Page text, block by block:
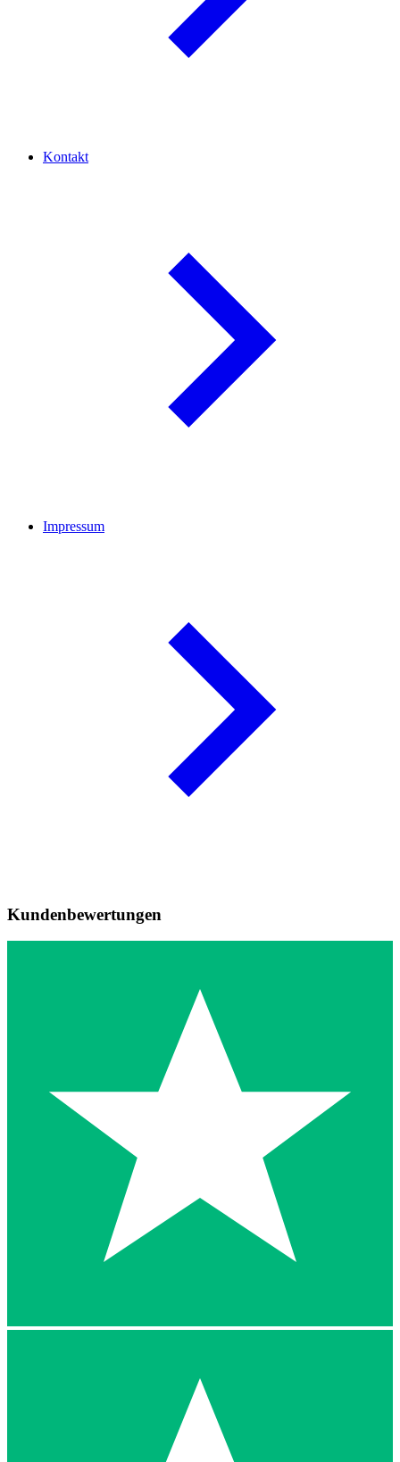
Kontakt
Impressum
Kundenbewertungen